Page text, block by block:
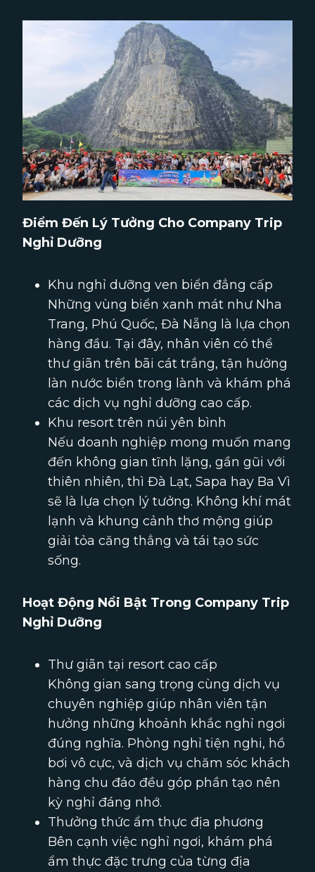
Điểm Đến Lý Tưởng Cho Company Trip
Nghỉ Dưỡng
Khu nghỉ dưỡng ven biển đẳng cấp
Những vùng biển xanh mát như Nha
Trang, Phú Quốc, Đà Nẵng là lựa chọn
hàng đầu. Tại đây, nhân viên có thể
thư giãn trên bãi cát trắng, tận hưởng
làn nước biển trong lành và khám phá
các dịch vụ nghỉ dưỡng cao cấp.
Khu resort trên núi yên bình
Nếu doanh nghiệp mong muốn mang
đến không gian tĩnh lặng, gần gũi với
thiên nhiên, thì Đà Lạt, Sapa hay Ba Vì
sẽ là lựa chọn lý tưởng. Không khí mát
lạnh và khung cảnh thơ mộng giúp
giải tỏa căng thẳng và tái tạo sức
sống.
Hoạt Động Nổi Bật Trong Company Trip
Nghỉ Dưỡng
Thư giãn tại resort cao cấp
Không gian sang trọng cùng dịch vụ
chuyên nghiệp giúp nhân viên tận
hưởng những khoảnh khắc nghỉ ngơi
đúng nghĩa. Phòng nghỉ tiện nghi, hồ
bơi vô cực, và dịch vụ chăm sóc khách
hàng chu đáo đều góp phần tạo nên
kỳ nghỉ đáng nhớ.
Thưởng thức ẩm thực địa phương
Bên cạnh việc nghỉ ngơi, khám phá
ẩm thực đặc trưng của từng địa